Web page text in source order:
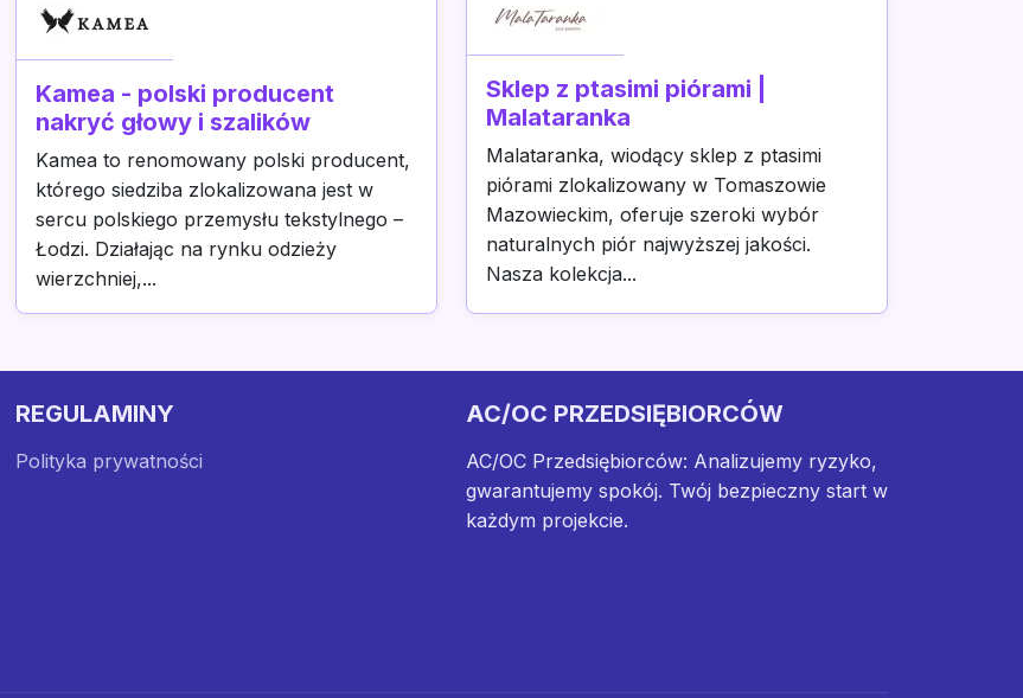
Kamea - polski producent
nakryć głowy i szalików
Kamea to renomowany polski producent,
którego siedziba zlokalizowana jest w
sercu polskiego przemysłu tekstylnego –
Łodzi. Działając na rynku odzieży
wierzchniej,...
Sklep z ptasimi piórami |
Malataranka
Malataranka, wiodący sklep z ptasimi
piórami zlokalizowany w Tomaszowie
Mazowieckim, oferuje szeroki wybór
naturalnych piór najwyższej jakości.
Nasza kolekcja...
REGULAMINY
Polityka prywatności
AC/OC PRZEDSIĘBIORCÓW
AC/OC Przedsiębiorców: Analizujemy ryzyko,
gwarantujemy spokój. Twój bezpieczny start w
każdym projekcie.